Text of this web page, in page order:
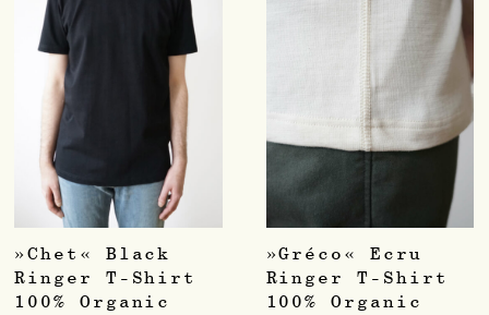
»Chet« Black
Ringer T-Shirt
100% Organic
»Gréco« Ecru
Ringer T-Shirt
100% Organic